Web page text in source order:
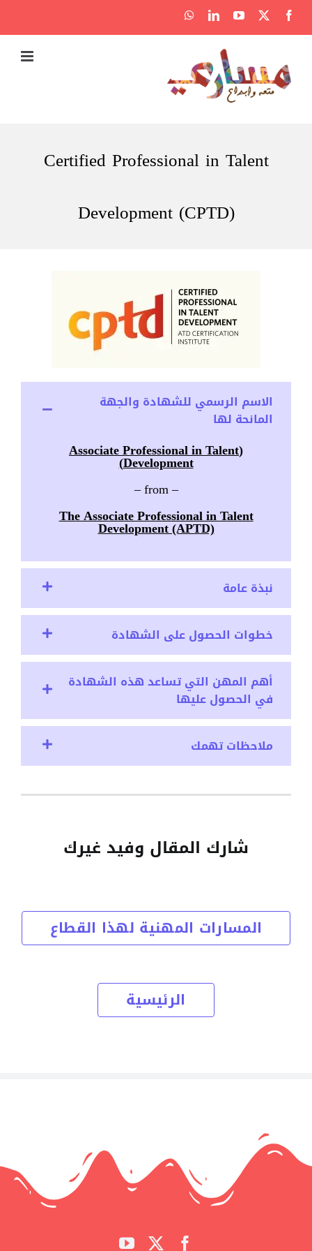
to
content
Facebook
X
YouTube
LinkedIn
WhatsApp
Certified Professional in Talent
Development (CPTD)
الاسم الرسمي للشهادة والجهة
المانحة لها
(Associate Professional in Talent
Development)
– from –
The Associate Professional in Talent
Development (APTD)
نبذة عامة
خطوات الحصول على الشهادة
أهم المهن التي تساعد هذه الشهادة
في الحصول عليها
ملاحظات تهمك
شارك المقال وفيد غيرك
المسارات المهنية لهذا القطاع
الرئيسية